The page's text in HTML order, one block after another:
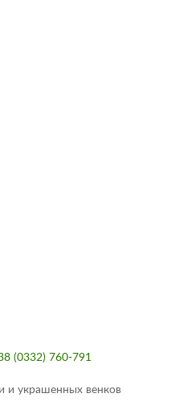
(0332) 760-791
и украшенных венков